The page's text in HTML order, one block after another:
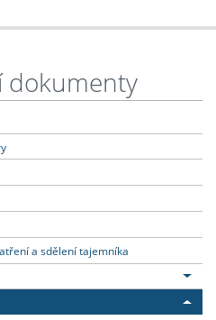
dokumenty
a sdělení tajemníka